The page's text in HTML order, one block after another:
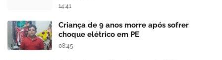
14:41
Criança de 9 anos morre após sofrer
choque elétrico em PE
08:45